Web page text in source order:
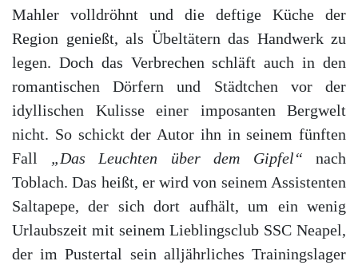
Mahler volldröhnt und die deftige Küche der
Region genießt, als Übeltätern das Handwerk zu
legen. Doch das Verbrechen schläft auch in den
romantischen Dörfern und Städtchen vor der
idyllischen Kulisse einer imposanten Bergwelt
nicht. So schickt der Autor ihn in seinem fünften
Fall „Das Leuchten über dem Gipfel“ nach
Toblach. Das heißt, er wird von seinem Assistenten
Saltapepe, der sich dort aufhält, um ein wenig
Urlaubszeit mit seinem Lieblingsclub SSC Neapel,
der im Pustertal sein alljährliches Trainingslager